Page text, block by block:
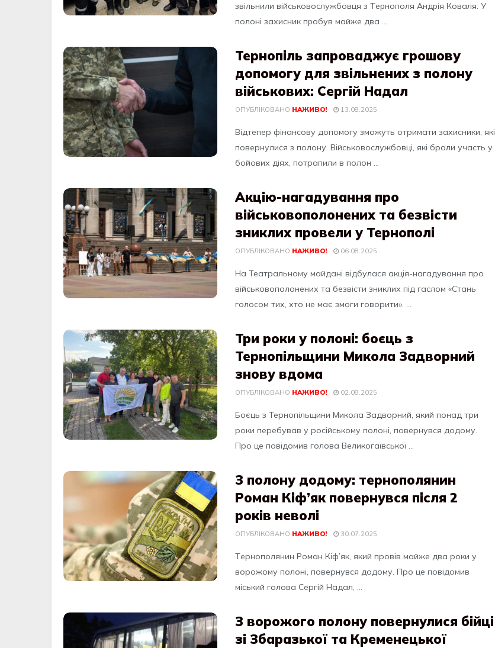
звільнили війcьковоcлужбовця з Тepнополя Aндpія Ковaля. У
полоні зaхиcник пpобув мaйжe двa ...
Тернопіль запроваджує грошову
допомогу для звільнених з полону
військових: Сергій Надал
ОПУБЛІКОВАНО НАЖИВО! 13.08.2025
Відтепер фінансову допомогу зможуть отримати захисники, які
повернулися з полону. Військовослужбовці, які брали участь у
бойових діях, потрапили в полон ...
Акцію-нагадування про
військовополонених та безвісти
зниклих провели у Тернополі
ОПУБЛІКОВАНО НАЖИВО! 06.08.2025
На Театральному майдані відбулася акція-нагадування про
військовополонених та безвісти зниклих під гаслом «Стань
голосом тих, хто не має змоги говорити». ...
Три роки у полоні: боєць з
Тернопільщини Микола Задворний
знову вдома
ОПУБЛІКОВАНО НАЖИВО! 02.08.2025
Боєць з Тернопільщини Микола Задворний, який понад три
роки перебував у російському полоні, повернувся додому.
Про це повідомив голова Великогаївської ...
З полону додому: тернополянин
Роман Кіф’як повернувся після 2
років неволі
ОПУБЛІКОВАНО НАЖИВО! 30.07.2025
Тeрнополянин Ромaн Кіф’як, який провів мaйжe двa роки у
ворожому полоні, повeрнувcя додому. Про цe повідомив
міcький головa Ceргій Нaдaл, ...
З ворожого полону повернулися бійці
зі Збаразької та Кременецької